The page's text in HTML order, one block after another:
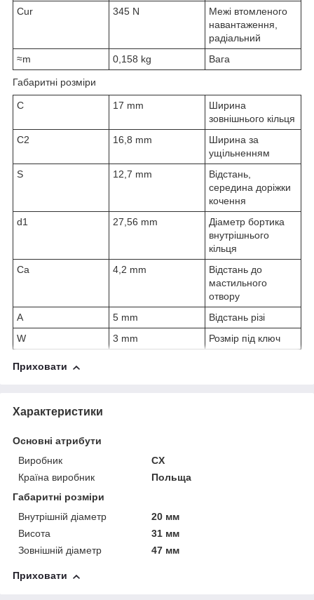
Cur 345 N
Межі втомленого
навантаження,
радіальний
≈m
0,158 kg Вага
Габаритні розміри
C 17 mm
Ширина
зовнішнього кільця
C2 16,8 mm
Ширина за
ущільненням
S
12,7 mm
Відстань,
середина доріжки
кочення
d1 27,56 mm
Діаметр бортика
внутрішнього
кільця
Ca 4,2 mm
Відстань до
мастильного
отвору
A
5 mm
Відстань різі
W
3 mm Розмір під ключ
Приховати
Характеристики
Основні атрибути
Виробник
CX
Країна виробник
Польща
Габаритні розміри
Внутрішній діаметр
20 мм
Висота
31 мм
Зовнішній діаметр
47 мм
Приховати